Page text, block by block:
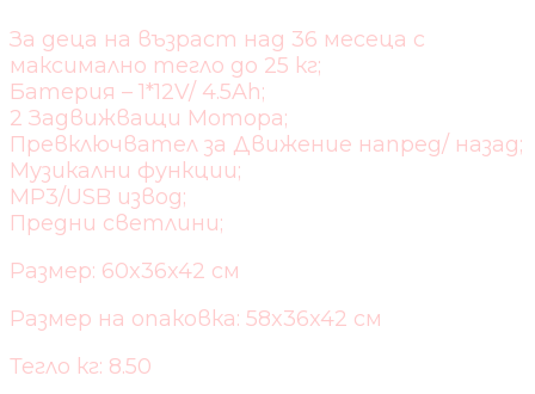
За деца на възраст над 36 месеца с
максимално тегло до 25 кг;
Батерия – 1*12V/ 4.5Ah;
2 Задвижващи Мотора;
Превключвател за Движение напред/ назад;
Музикални функции;
MP3/USB извод;
Предни светлини;
Размер: 60x36x42 см
Размер на опаковка: 58x36x42 см
Тегло кг: 8.50